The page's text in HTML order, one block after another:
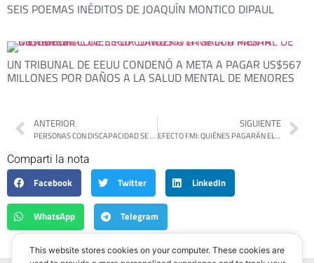
SEIS POEMAS INÉDITOS DE JOAQUÍN MONTICO DIPAUL
UN TRIBUNAL DE EEUU CONDENÓ A META A PAGAR US$567
MILLONES POR DAÑOS A LA SALUD MENTAL DE MENORES
ANTERIOR
PERSONAS CON DISCAPACIDAD SE MANIFESTARON CONTRA EL GOBIERNO DE JAVIER MILEI
SIGUIENTE
EFECTO FMI: QUIÉNES PAGARÁN EL AJUSTE EN EL 2025, SEGÚN LA LETRA CHICA DEL ACUERDO
Comparti la nota
Facebook
Twitter LinkedIn
WhatsApp Telegram
This website stores cookies on your computer. These cookies are